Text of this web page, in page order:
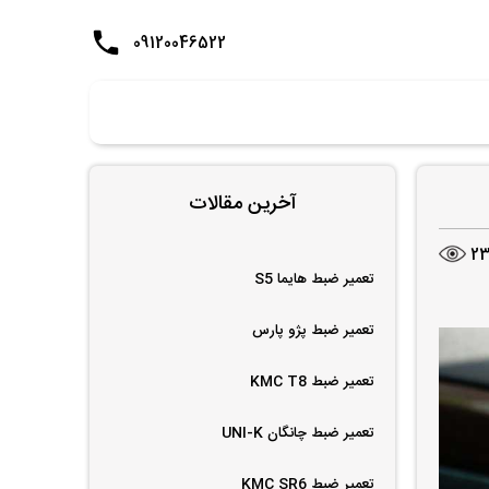
09120046522
آخرین مقالات
تعمیر ضبط هایما S5
تعمیر ضبط پژو پارس
تعمیر ضبط KMC T8
تعمیر ضبط چانگان UNI-K